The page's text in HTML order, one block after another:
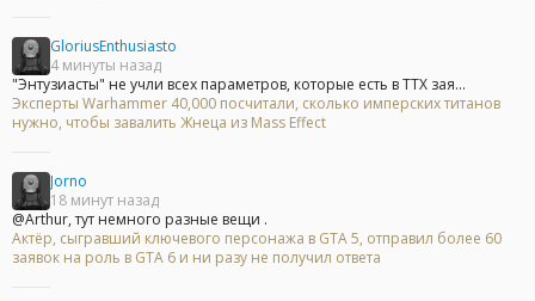
GloriusEnthusiasto
4 минуты назад
"Энтузиасты" не учли всех параметров, которые есть в ТТХ зая...
Эксперты Warhammer 40,000 посчитали, сколько имперских титанов
нужно, чтобы завалить Жнеца из Mass Effect
Jorno
18 минут назад
@Arthur, тут немного разные вещи .
Актёр, сыгравший ключевого персонажа в GTA 5, отправил более 60
заявок на роль в GTA 6 и ни разу не получил ответа